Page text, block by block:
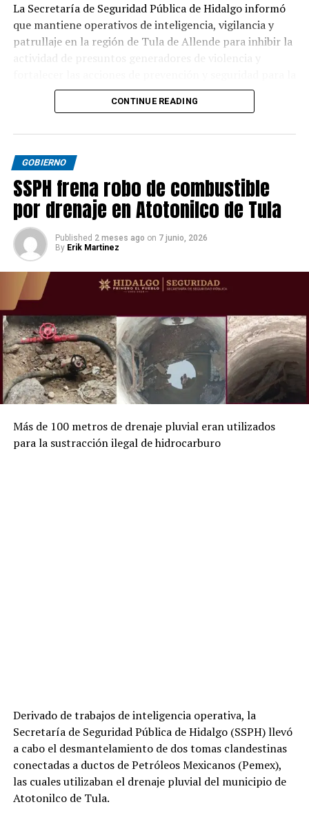
La Secretaría de Seguridad Pública de Hidalgo informó
que mantiene operativos de inteligencia, vigilancia y
patrullaje en la región de Tula de Allende para inhibir la
actividad de presuntos generadores de violencia y
población.
CONTINUE READING
GOBIERNO
SSPH frena robo de combustible
por drenaje en Atotonilco de Tula
Published 2 meses ago on 7 junio, 2026
By Erik Martinez
Más de 100 metros de drenaje pluvial eran utilizados
para la sustracción ilegal de hidrocarburo
Derivado de trabajos de inteligencia operativa, la
Secretaría de Seguridad Pública de Hidalgo (SSPH) llevó
a cabo el desmantelamiento de dos tomas clandestinas
conectadas a ductos de Petróleos Mexicanos (Pemex),
las cuales utilizaban el drenaje pluvial del municipio de
Atotonilco de Tula.